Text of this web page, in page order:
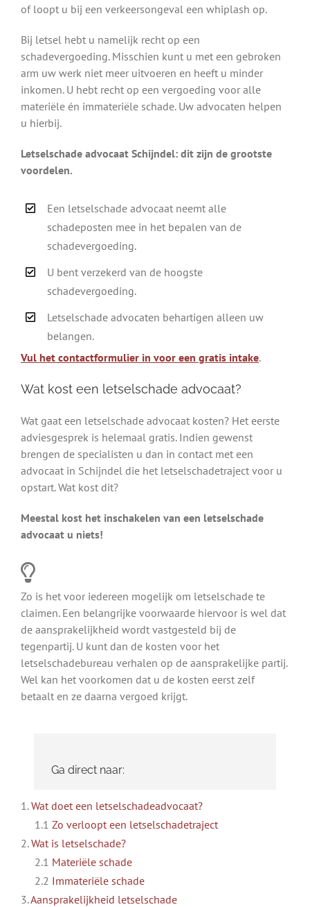
of loopt u bij een verkeersongeval een whiplash op.
Bij letsel hebt u namelijk recht op een
schadevergoeding. Misschien kunt u met een gebroken
arm uw werk niet meer uitvoeren en heeft u minder
inkomen. U hebt recht op een vergoeding voor alle
materiële én immateriële schade. Uw advocaten helpen
u hierbij.
Letselschade advocaat Schijndel: dit zijn de grootste
voordelen.
Een letselschade advocaat neemt alle
schadeposten mee in het bepalen van de
schadevergoeding.
U bent verzekerd van de hoogste
schadevergoeding.
Letselschade advocaten behartigen alleen uw
belangen.
Vul het contactformulier in voor een gratis intake.
Wat kost een letselschade advocaat?
Wat gaat een letselschade advocaat kosten? Het eerste
adviesgesprek is helemaal gratis. Indien gewenst
brengen de specialisten u dan in contact met een
advocaat in Schijndel die het letselschadetraject voor u
opstart. Wat kost dit?
Meestal kost het inschakelen van een letselschade
advocaat u niets!
Zo is het voor iedereen mogelijk om letselschade te
claimen. Een belangrijke voorwaarde hiervoor is wel dat
de aansprakelijkheid wordt vastgesteld bij de
tegenpartij. U kunt dan de kosten voor het
letselschadebureau verhalen op de aansprakelijke partij.
Wel kan het voorkomen dat u de kosten eerst zelf
betaalt en ze daarna vergoed krijgt.
Ga direct naar:
1.Wat doet een letselschadeadvocaat?
1.1 Zo verloopt een letselschadetraject
2.Wat is letselschade?
2.1 Materiële schade
2.2 Immateriële schade
3.Aansprakelijkheid letselschade